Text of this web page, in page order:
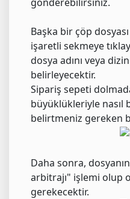
Başka bir çöp
işaretli sekmeye
dosya adını veya
belirleyecektir.
Sipariş sepeti
büyüklükleriyle nasıl
belirtmeniz gereken
Daha sonra,
arbitrajı" işlemi olup
gerekecektir.